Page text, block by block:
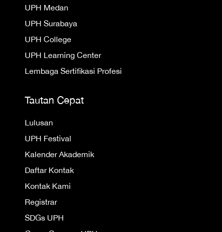
UPH Medan
UPH Surabaya
UPH College
UPH Learning Center
Lembaga Sertifikasi Profesi
Tautan Cepat
Lulusan
UPH Festival
Kalender Akademik
Daftar Kontak
Kontak Kami
Registrar
SDGs UPH